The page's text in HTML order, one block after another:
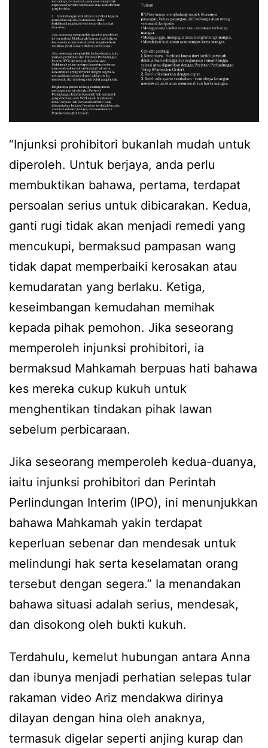
“Injunksi prohibitori bukanlah mudah untuk
diperoleh. Untuk berjaya, anda perlu
membuktikan bahawa, pertama, terdapat
persoalan serius untuk dibicarakan. Kedua,
ganti rugi tidak akan menjadi remedi yang
mencukupi, bermaksud pampasan wang
tidak dapat memperbaiki kerosakan atau
kemudaratan yang berlaku. Ketiga,
keseimbangan kemudahan memihak
kepada pihak pemohon. Jika seseorang
memperoleh injunksi prohibitori, ia
bermaksud Mahkamah berpuas hati bahawa
kes mereka cukup kukuh untuk
menghentikan tindakan pihak lawan
sebelum perbicaraan.
Jika seseorang memperoleh kedua-duanya,
iaitu injunksi prohibitori dan Perintah
Perlindungan Interim (IPO), ini menunjukkan
bahawa Mahkamah yakin terdapat
keperluan sebenar dan mendesak untuk
melindungi hak serta keselamatan orang
tersebut dengan segera.” Ia menandakan
bahawa situasi adalah serius, mendesak,
dan disokong oleh bukti kukuh.
Terdahulu, kemelut hubungan antara Anna
dan ibunya menjadi perhatian selepas tular
rakaman video Ariz mendakwa dirinya
dilayan dengan hina oleh anaknya,
termasuk digelar seperti anjing kurap dan